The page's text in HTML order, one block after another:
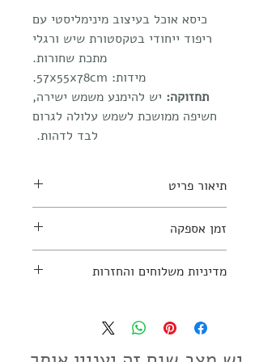
כיסא אוכל בעיצוב מינימליסטי עם
ריפוד ייחודי בטקסטורת שיש ורגלי
מתכת שחורות.
מידות: 57x55x78cm.
תחזוקה: יש להימנע משמש ישירה,
חשיפה ממושכת לשמש עלולה לגרום
לבד לדהות.
תיאור פריט
למידע נוסף יש ליצור קשר עם החנות:
03-7797270
זמן אספקה
מדיניות משלוחים והחזרות